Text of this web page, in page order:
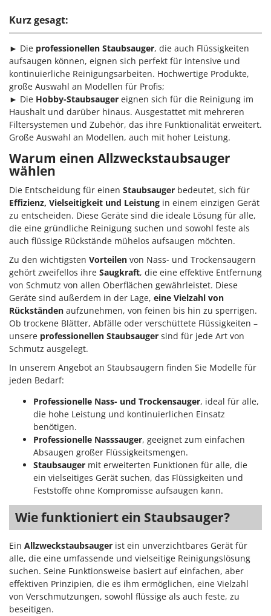
Kurz gesagt:
► Die professionellen Staubsauger, die auch Flüssigkeiten
aufsaugen können, eignen sich perfekt für intensive und
kontinuierliche Reinigungsarbeiten. Hochwertige Produkte,
große Auswahl an Modellen für Profis;
► Die Hobby-Staubsauger eignen sich für die Reinigung im
Haushalt und darüber hinaus. Ausgestattet mit mehreren
Filtersystemen und Zubehör, das ihre Funktionalität erweitert.
Große Auswahl an Modellen, auch mit hoher Leistung.
Warum einen Allzweckstaubsauger
wählen
Die Entscheidung für einen Staubsauger bedeutet, sich für
Effizienz, Vielseitigkeit und Leistung in einem einzigen Gerät
zu entscheiden. Diese Geräte sind die ideale Lösung für alle,
die eine gründliche Reinigung suchen und sowohl feste als
auch flüssige Rückstände mühelos aufsaugen möchten.
Zu den wichtigsten Vorteilen von Nass- und Trockensaugern
gehört zweifellos ihre Saugkraft, die eine effektive Entfernung
von Schmutz von allen Oberflächen gewährleistet. Diese
Geräte sind außerdem in der Lage, eine Vielzahl von
Rückständen aufzunehmen, von feinen bis hin zu sperrigen.
Ob trockene Blätter, Abfälle oder verschüttete Flüssigkeiten –
unsere professionellen Staubsauger sind für jede Art von
Schmutz ausgelegt.
In unserem Angebot an Staubsaugern finden Sie Modelle für
jeden Bedarf:
Professionelle Nass- und Trockensauger, ideal für alle,
die hohe Leistung und kontinuierlichen Einsatz
benötigen.
Professionelle Nasssauger, geeignet zum einfachen
Absaugen großer Flüssigkeitsmengen.
Staubsauger mit erweiterten Funktionen für alle, die
ein vielseitiges Gerät suchen, das Flüssigkeiten und
Feststoffe ohne Kompromisse aufsaugen kann.
Wie funktioniert ein Staubsauger?
Ein Allzweckstaubsauger ist ein unverzichtbares Gerät für
alle, die eine umfassende und vielseitige Reinigungslösung
suchen. Seine Funktionsweise basiert auf einfachen, aber
effektiven Prinzipien, die es ihm ermöglichen, eine Vielzahl
von Verschmutzungen, sowohl flüssige als auch feste, zu
beseitigen.